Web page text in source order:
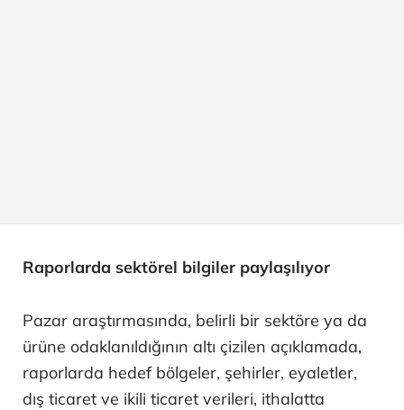
Raporlarda sektörel bilgiler paylaşılıyor
Pazar araştırmasında, belirli bir sektöre ya da
ürüne odaklanıldığının altı çizilen açıklamada,
raporlarda hedef bölgeler, şehirler, eyaletler,
dış ticaret ve ikili ticaret verileri, ithalatta